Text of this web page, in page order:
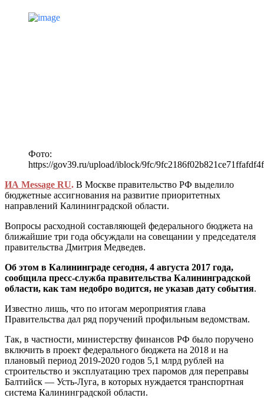
Фото:
https://gov39.ru/upload/iblock/9fc/
ИА Message RU. В Москве правительство РФ выделило
бюджетные ассигнования на развитие приоритетных
направлений Калининградской области.
Вопросы расходной составляющей федерального бюджета на
ближайшие три года обсуждали на совещании у председателя
правительства Дмитрия Медведев.
Об этом в Калининграде сегодня, 4 августа 2017 года,
сообщила пресс-служба правительства Калининградской
области, как там недобро водится, не указав дату события.
Известно лишь, что по итогам мероприятия глава
Правительства дал ряд поручений профильным ведомствам.
Так, в частности, министерству финансов РФ было поручено
включить в проект федерального бюджета на 2018 и на
плановый период 2019-2020 годов 5,1 млрд рублей на
строительство и эксплуатацию трех паромов для переправы
Балтийск — Усть-Луга, в которых нуждается транспортная
система Калининградской области.